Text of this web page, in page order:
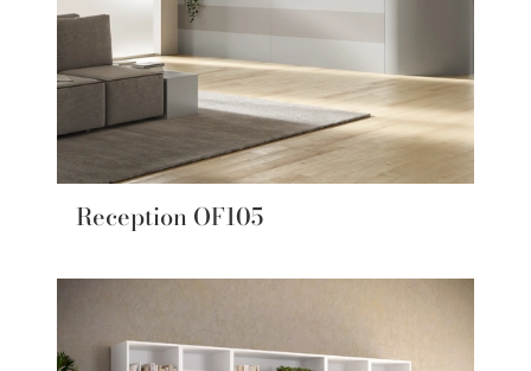
Reception OF105